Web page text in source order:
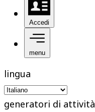
Accedi
menu
lingua
generatori di attività